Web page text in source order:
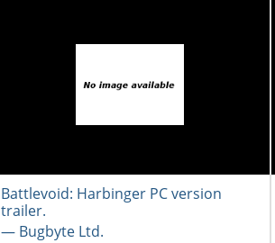
Battlevoid: Harbinger PC version
trailer.
― Bugbyte Ltd.